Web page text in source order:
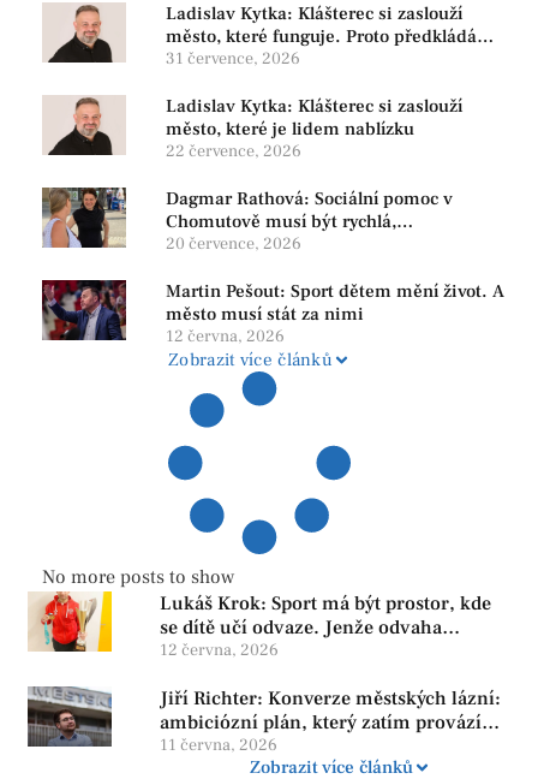
Ladislav Kytka: Klášterec si zaslouží
město, které funguje. Proto předkládáme
program, který řeší skutečné problémy
31 července, 2026
Ladislav Kytka: Klášterec si zaslouží
město, které je lidem nablízku
22 července, 2026
Dagmar Rathová: Sociální pomoc v
Chomutově musí být rychlá,
srozumitelná a férová. Ne udržovat lidi v
20 července, 2026
Martin Pešout: Sport dětem mění život. A
město musí stát za nimi
12 června, 2026
Zobrazit více článků
No more posts to show
Lukáš Krok: Sport má být prostor, kde
se dítě učí odvaze. Jenže odvaha
neroste tam, kde se bojí udělat chybu.
12 června, 2026
Jiří Richter: Konverze městských lázní:
ambiciózní plán, který zatím provází
více otazníků než jistot
11 června, 2026
Zobrazit více článků